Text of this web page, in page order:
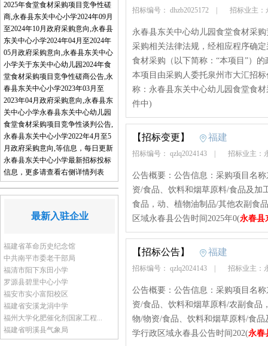
2025年食堂食材采购项目竞争性磋
商,永春县东关中心小学2024年09月
至2024年10月政府采购意向,永春县
东关中心小学2024年04月至2024年
05月政府采购意向,永春县东关中心
小学关于东关中心幼儿园2024年食
堂食材采购项目竞争性磋商公告,永
春县东关中心小学2023年03月至
2023年04月政府采购意向,永春县东
关中心小学永春县东关中心幼儿园
食堂食材采购项目竞争性谈判公告,
永春县东关中心小学2022年4月至5
月政府采购意向,等信息，每日更新
永春县东关中心小学最新招标投标
信息，更多请查看右侧详情列表
最新入驻企业
福建省革命历史纪念馆
中共南平市委老干部局
福清市阳下东田小学
罗源县碧里中心小学
福安市实小富阳校区
福建省安溪龙涓中学
福州大学化肥催化剂国家工程...
福建省明溪县气象局
招标编号： dhzb2025172 招标业主
永春县东关中心幼儿园食堂食材采
采购相关法律法规，经相应程序确
食材采购（以下简称：“本项目”）
本项目由采购人委托泉州市大汇招
称：永春县东关中心幼儿园食堂食
件中)
【招标变更】 福建
招标编号： qzlq2024143 招标业主：
公告概要：公告信息：采购项目名
资/食品、饮料和烟草原料/食品及加
食品，动、植物油制品/其他农副食
区域永春县公告时间2025年0(永春县
【招标公告】 福建
招标编号： qzlq2024143 招标业主：
公告概要：公告信息：采购项目名
资/食品、饮料和烟草原料/农副食品
物/物资/食品、饮料和烟草原料/食
学行政区域永春县公告时间202(永春